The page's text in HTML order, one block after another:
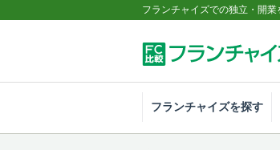
フランチャイズでの独立・開
フランチャイズを探す